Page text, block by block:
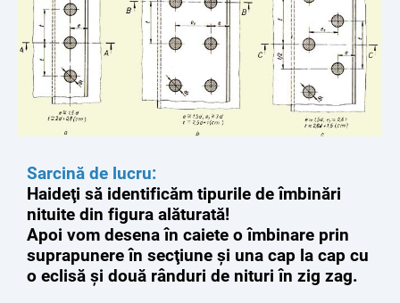
Sarcină de lucru:
Haideţi să identificăm tipurile de îmbinări
nituite din figura alăturată!
Apoi vom desena în caiete o îmbinare prin
suprapunere în secţiune şi una cap la cap cu
o eclisă şi două rânduri de nituri în zig zag.